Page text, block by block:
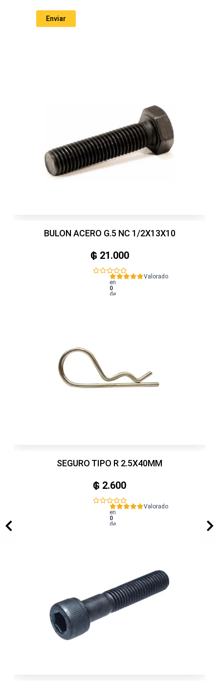
BULON ACERO G.5 NC 1/2X13X10
₲ 21.000
Valorado
en
0
de
SEGURO TIPO R 2.5X40MM
₲ 2.600
Valorado
en
0
de